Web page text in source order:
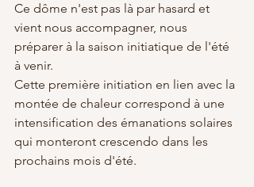
Ce dôme n'est pas là par hasard et
vient nous accompagner, nous
préparer à la saison initiatique de l'été
à venir.
Cette première initiation en lien avec la
montée de chaleur correspond à une
intensification des émanations solaires
qui monteront crescendo dans les
prochains mois d'été.